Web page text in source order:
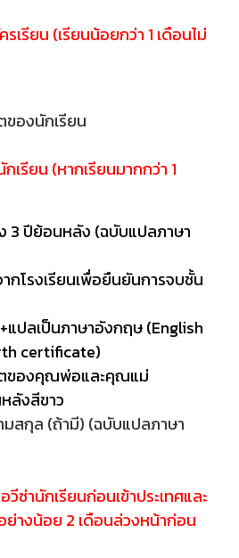
เรียน (เรียนน้อยกว่า 1 เดือนไม่
ของนักเรียน
เรียน (หากเรียนมากกว่า 1
3 ปีย้อนหลัง (ฉบับแปลภาษา
กโรงเรียนเพื่อยืนยันการจบชั้น
ปลเป็นภาษาอังกฤษ (English
certificate)
ตของคุณพ่อและคุณแม่
ลังสีขาว
สกุล (ถ้ามี) (ฉบับแปลภาษา
วีซ่านักเรียนก่อนเข้าประเทศและ
ย่างน้อย 2 เดือนล่วงหน้าก่อน